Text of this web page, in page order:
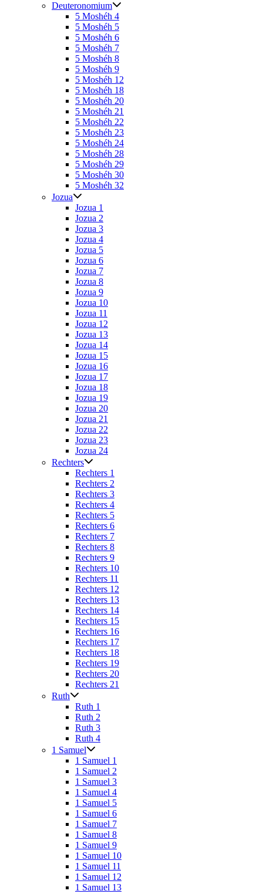
Deuteronomium
5 Moshéh 4
5 Moshéh 5
5 Moshéh 6
5 Moshéh 7
5 Moshéh 8
5 Moshéh 9
5 Moshéh 12
5 Moshéh 18
5 Moshéh 20
5 Moshéh 21
5 Moshéh 22
5 Moshéh 23
5 Moshéh 24
5 Moshéh 28
5 Moshéh 29
5 Moshéh 30
5 Moshéh 32
Jozua
Jozua 1
Jozua 2
Jozua 3
Jozua 4
Jozua 5
Jozua 6
Jozua 7
Jozua 8
Jozua 9
Jozua 10
Jozua 11
Jozua 12
Jozua 13
Jozua 14
Jozua 15
Jozua 16
Jozua 17
Jozua 18
Jozua 19
Jozua 20
Jozua 21
Jozua 22
Jozua 23
Jozua 24
Rechters
Rechters 1
Rechters 2
Rechters 3
Rechters 4
Rechters 5
Rechters 6
Rechters 7
Rechters 8
Rechters 9
Rechters 10
Rechters 11
Rechters 12
Rechters 13
Rechters 14
Rechters 15
Rechters 16
Rechters 17
Rechters 18
Rechters 19
Rechters 20
Rechters 21
Ruth
Ruth 1
Ruth 2
Ruth 3
Ruth 4
1 Samuel
1 Samuel 1
1 Samuel 2
1 Samuel 3
1 Samuel 4
1 Samuel 5
1 Samuel 6
1 Samuel 7
1 Samuel 8
1 Samuel 9
1 Samuel 10
1 Samuel 11
1 Samuel 12
1 Samuel 13